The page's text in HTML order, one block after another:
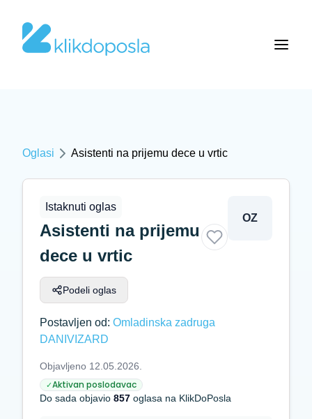
Oglasi Asistenti na prijemu dece u vrtic
Istaknuti oglas
Asistenti na prijemu
dece u vrtic
Podeli oglas
OZ
Postavljen od: Omladinska zadruga
DANIVIZARD
Objavljeno 12.05.2026.
✓Aktivan poslodavac
Do sada objavio 857 oglasa na KlikDoPosla